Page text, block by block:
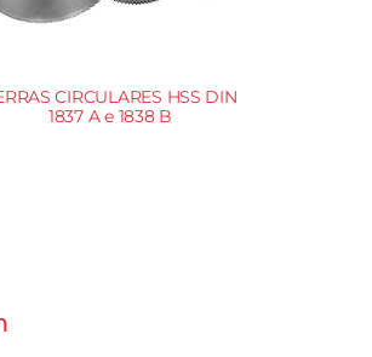
CIRCULARES HSS DIN
1837 A e 1838 B